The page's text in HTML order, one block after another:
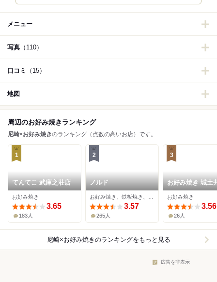
メニュー
写真 （110）
口コミ （15）
地図
周辺のお好み焼きランキング
尼崎×お好み焼きのランキング（点数の高いお店）です。
1
てんてこ 武庫之荘店
お好み焼き
3.65
183人
2
ノルド
3.57
265人
3
お好み焼き 城土
お好み焼き
3.56
26人
尼崎×お好み焼き のランキングをもっと見る
広告を非表示